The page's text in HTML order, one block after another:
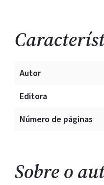
Autor
Editora
Número de páginas
Sobre o